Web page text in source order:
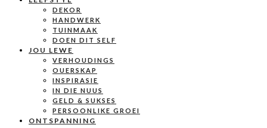
DEKOR
HANDWERK
TUINMAAK
DOEN DIT SELF
JOU LEWE
VERHOUDINGS
OUERSKAP
INSPIRASIE
IN DIE NUUS
GELD & SUKSES
PERSOONLIKE GROEI
ONTSPANNING